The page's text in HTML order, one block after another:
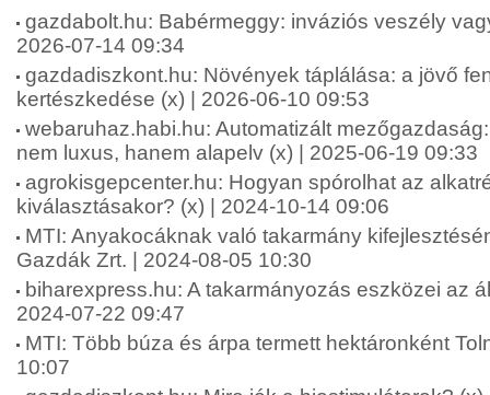
gazdabolt.hu: Babérmeggy: inváziós veszély
2026-07-14 09:34
gazdadiszkont.hu: Növények táplálása: a jövő
kertészkedése (x) | 2026-06-10 09:53
webaruhaz.habi.hu: Automatizált
nem luxus, hanem alapelv (x) | 2025-06-19 09:33
agrokisgepcenter.hu: Hogyan spórolhat az
kiválasztásakor? (x) | 2024-10-14 09:06
MTI: Anyakocáknak való takarmány
Gazdák Zrt. | 2024-08-05 10:30
biharexpress.hu: A takarmányozás eszközei az
2024-07-22 09:47
MTI: Több búza és árpa termett hektáronként
10:07